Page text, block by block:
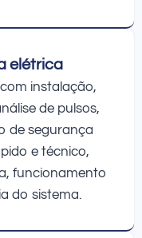
elétrica
instalação,
de pulsos,
de segurança
e técnico,
funcionamento
do sistema.